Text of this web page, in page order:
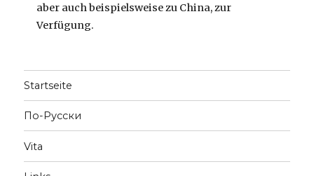
aber auch beispielsweise zu China, zur
Verfügung.
Startseite
По-Русски
Vita